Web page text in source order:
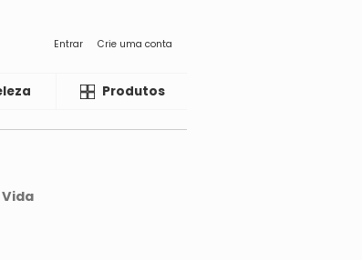
Entrar Crie uma conta
LiquidaProdutos
Vida